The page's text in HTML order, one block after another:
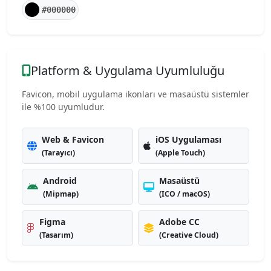
#000000
Platform & Uygulama Uyumluluğu
Favicon, mobil uygulama ikonları ve masaüstü sistemler
ile %100 uyumludur.
Web & Favicon
(Tarayıcı)
iOS Uygulaması
(Apple Touch)
Android
(Mipmap)
Masaüstü
(ICO / macOS)
Figma
(Tasarım)
Adobe CC
(Creative Cloud)